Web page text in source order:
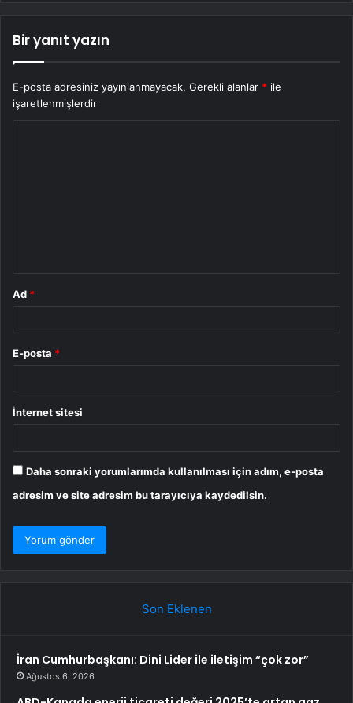
Bir yanıt yazın
E-posta adresiniz yayınlanmayacak. Gerekli alanlar * ile
işaretlenmişlerdir
Ad *
E-posta *
İnternet sitesi
Daha sonraki yorumlarımda kullanılması için adım, e-posta
adresim ve site adresim bu tarayıcıya kaydedilsin.
Son Eklenen
İran Cumhurbaşkanı: Dini Lider ile iletişim “çok zor”
Ağustos 6, 2026